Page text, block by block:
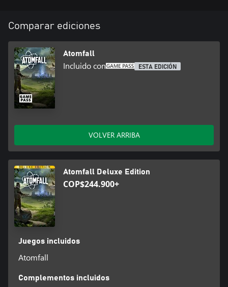
Comparar ediciones
Atomfall
Incluido con ESTA EDICIÓN
VOLVER ARRIBA
Atomfall Deluxe Edition
COP$244.900+
Juegos incluidos
Atomfall
Complementos incluidos